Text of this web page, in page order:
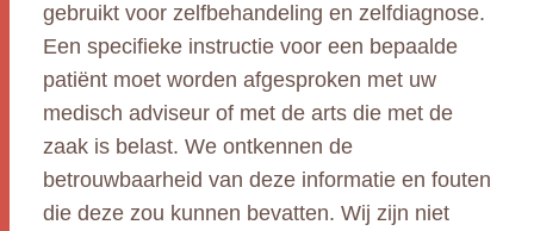
gebruikt voor zelfbehandeling en zelfdiagnose.
Een specifieke instructie voor een bepaalde
patiënt moet worden afgesproken met uw
medisch adviseur of met de arts die met de
zaak is belast. We ontkennen de
betrouwbaarheid van deze informatie en fouten
die deze zou kunnen bevatten. Wij zijn niet